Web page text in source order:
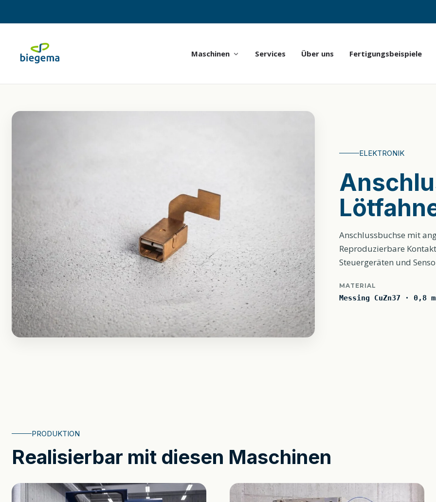
Maschinen
Stanz-Biegeautomaten
Drei Baureihen, eine Logik — wir finden die passende
Kinematik für Ihr Bauteil.
Radiale Baureihe
Lineare Baureihe
Modulare Baureihe
Zubehör & Ersatzteile
Services Über uns Fertigungsbeispiele
ELEKTRONIK
Anschlussbuchse mit
Reproduzierbare
Steuergeräten und
MATERIAL
Messing CuZn37 · 0,8
PRODUKTION
Realisierbar mit diesen Maschinen